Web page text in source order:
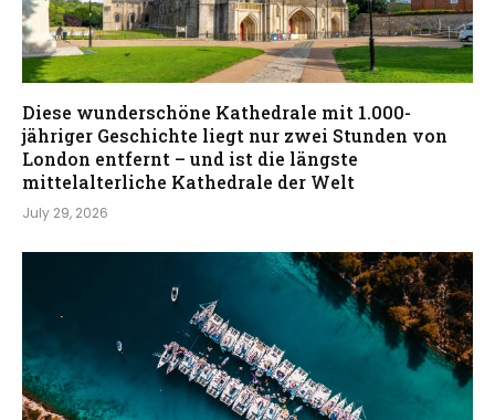
Diese wunderschöne Kathedrale mit 1.000-
jähriger Geschichte liegt nur zwei Stunden von
London entfernt – und ist die längste
mittelalterliche Kathedrale der Welt
July 29, 2026